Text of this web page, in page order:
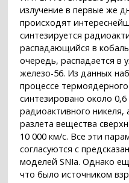
излучение в первые же
происходят
синтезируется
распадающийся в
очередь, распадается в
железо-56. Из данных
процессе
синтезировано около
радиоактивного никеля,
разлета вещества
10 000 км/с. Все эти
согласуются с
моделей SNIa. Однако
что было источником